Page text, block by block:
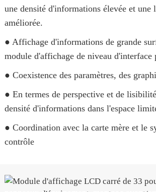
une densité d'informations élevée et
améliorée.
● Affichage d'informations de grande
module d'affichage de niveau d'interface
● Coexistence des paramètres, des
● En termes de perspective et de
densité d'informations dans l'espace
● Coordination avec la carte mère et le
contrôle